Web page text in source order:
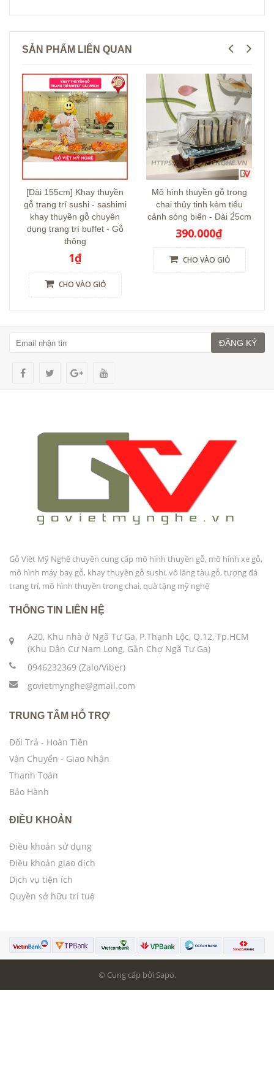
SẢN PHẨM LIÊN QUAN
[Dài 155cm] Khay thuyền
gỗ trang trí sushi - sashimi
khay thuyền gỗ chuyên
dụng trang trí buffet - Gỗ
thông
1₫
CHO VÀO GIỎ
Mô hình thuyền gỗ trong
chai thủy tinh kèm tiểu
cảnh sóng biển - Dài 2̀̀5cm
390.000₫
CHO VÀO GIỎ
ĐĂNG KÝ
Gỗ Việt Mỹ Nghệ chuyên cung cấp mô hình thuyền gỗ, mô hình xe gỗ,
mô hình máy bay gỗ, khay thuyền gỗ sushi, vô lăng tàu gỗ, tượng đá
trang trí, mô hình thuyền trong chai, quà tặng mỹ nghệ
THÔNG TIN LIÊN HỆ
A20, Khu nhà ở Ngã Tư Ga, P.Thạnh Lộc, Q.12, Tp.HCM
(Khu Dân Cư Nam Long, Gần Chợ Ngã Tư Ga)
0946232369 (Zalo/Viber)
govietmynghe@gmail.com
TRUNG TÂM HỖ TRỢ
Đổi Trả - Hoàn Tiền
Vận Chuyển - Giao Nhận
Thanh Toán
Bảo Hành
ĐIỀU KHOẢN
Điều khoản sử dụng
Điều khoản giao dịch
Dịch vụ tiện ích
Quyền sở hữu trí tuệ
© Cung cấp bởi Sapo.